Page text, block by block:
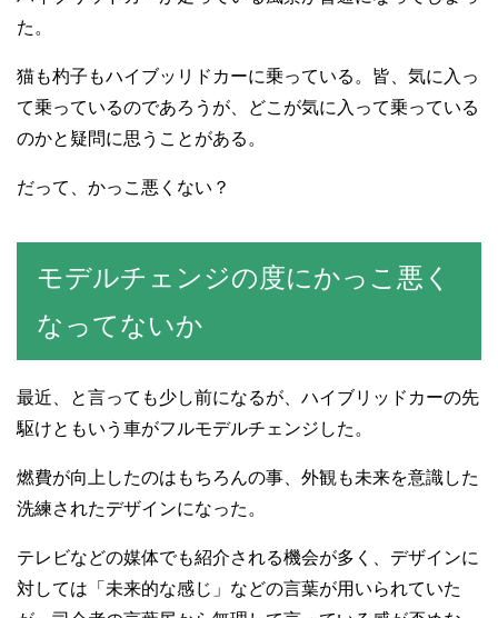
た。
猫も杓子もハイブッリドカーに乗っている。皆、気に入っ
て乗っているのであろうが、どこが気に入って乗っている
のかと疑問に思うことがある。
だって、かっこ悪くない？
モデルチェンジの度にかっこ悪く
なってないか
最近、と言っても少し前になるが、ハイブリッドカーの先
駆けともいう車がフルモデルチェンジした。
燃費が向上したのはもちろんの事、外観も未来を意識した
洗練されたデザインになった。
テレビなどの媒体でも紹介される機会が多く、デザインに
対しては「未来的な感じ」などの言葉が用いられていた